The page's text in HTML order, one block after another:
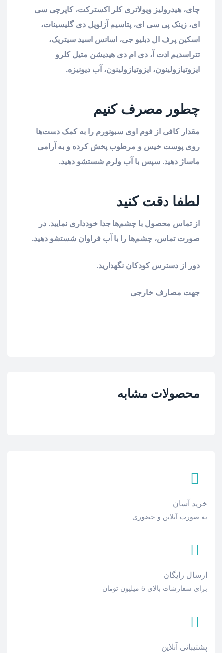
چای، هیدرولیز ویولاتری کلر اکسترکت، کاپرچی سی
ای، زینک پی سی ای، پتاسیم آزلویل دی گلیسینات،
اسکین پرف ال دبلیو جی، اسانس اسید سیتریک،
تتراسدیم ادت آ، دی ام دی هیدیشن متیل کلرو
ایزوتیازولینون، ایزوتیازولینون، آب دیونیزه.
چطور مصرف کنیم
مقدار کافی از فوم اوی سبونورم را به کمک دست‌ها
روی پوست خیس و مرطوب پخش کرده و به آرامی
ماساژ دهید. سپس با آب ولرم شستشو دهید.
لطفا دقت کنید
از تماس محصول با چشم‌ها جدا خودداری نمایید. در
صورت تماس، چشم‌ها را با آب فراوان شستشو دهید.
دور از دسترس کودکان نگهدارید.
جهت مصارف خارجی
محصولات مشابه
خرید آسان
به صورت آنلاین و حضوری
ارسال رایگان
برای سفارشات بالای 5 میلیون تومان
پشتیبانی آنلاین